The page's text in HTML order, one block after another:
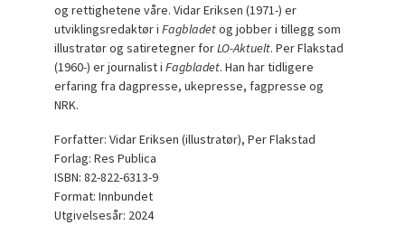
og rettighetene våre. Vidar Eriksen (1971-) er
utviklingsredaktør iFagbladetog jobber i tillegg som
illustratør og satiretegner forLO-Aktuelt. Per Flakstad
(1960-) er journalist iFagbladet. Han har tidligere
erfaring fra dagpresse, ukepresse, fagpresse og
NRK.
Forfatter: Vidar Eriksen (illustratør), Per Flakstad
Forlag: Res Publica
ISBN: 82-822-6313-9
Format: Innbundet
Utgivelsesår: 2024